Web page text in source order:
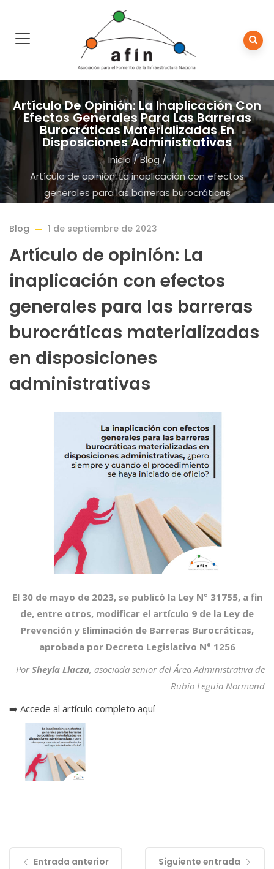
Artículo De Opinión: La Inaplicación Con
Efectos Generales Para Las Barreras
Burocráticas Materializadas En
Disposiciones Administrativas
Inicio/Blog /
Artículo de opinión: La inaplicación con efectos
generales para las barreras burocráticas
Blog 1 de septiembre de 2023
Artículo de opinión: La
inaplicación con efectos
generales para las barreras
burocráticas materializadas
en disposiciones
administrativas
El 30 de mayo de 2023, se publicó la Ley N° 31755, a fin
de, entre otros, modificar el artículo 9 de la Ley de
Prevención y Eliminación de Barreras Burocráticas,
aprobada por Decreto Legislativo N° 1256
PorSheyla Llacza, asociada senior del Área Administrativa de
Rubio Leguía Normand
➡️ Accede al artículo completo aquí
Entrada anterior Siguiente entrada